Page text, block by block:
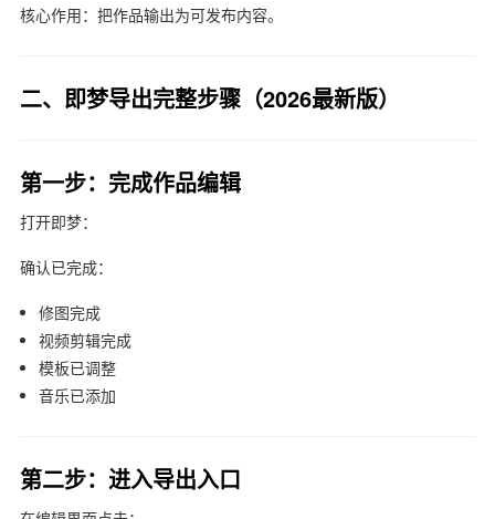
核心作用：把作品输出为可发布内容。
二、即梦导出完整步骤（2026最新版）
第一步：完成作品编辑
打开即梦：
确认已完成：
修图完成
视频剪辑完成
模板已调整
音乐已添加
第二步：进入导出入口